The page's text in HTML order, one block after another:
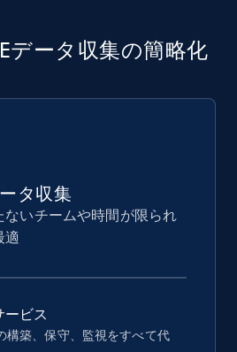
データ収集の簡略化
タ収集
ないチームや時間が限られ
適
ービス
構築、保守、監視をすべて代